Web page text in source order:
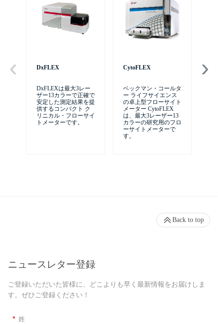
DxFLEX
DxFLEXは最大3レー
ザー13カラーで正確で
安定した測定結果を提
供するコンパクト ク
リニカル・フローサイ
トメーターです。
CytoFLEX
ベックマン・コールタ
ー ライフサイエンス
の卓上型フローサイト
メーター CytoFLEX
は、最大3レーザー13
カラーの研究用のフロ
ーサイトメーターで
す。
ニュースレター登録
ご登録いただいた皆様に、どこよりも早く最新情報をお届けしま
す。ぜひご登録ください！
* 姓
Back to top